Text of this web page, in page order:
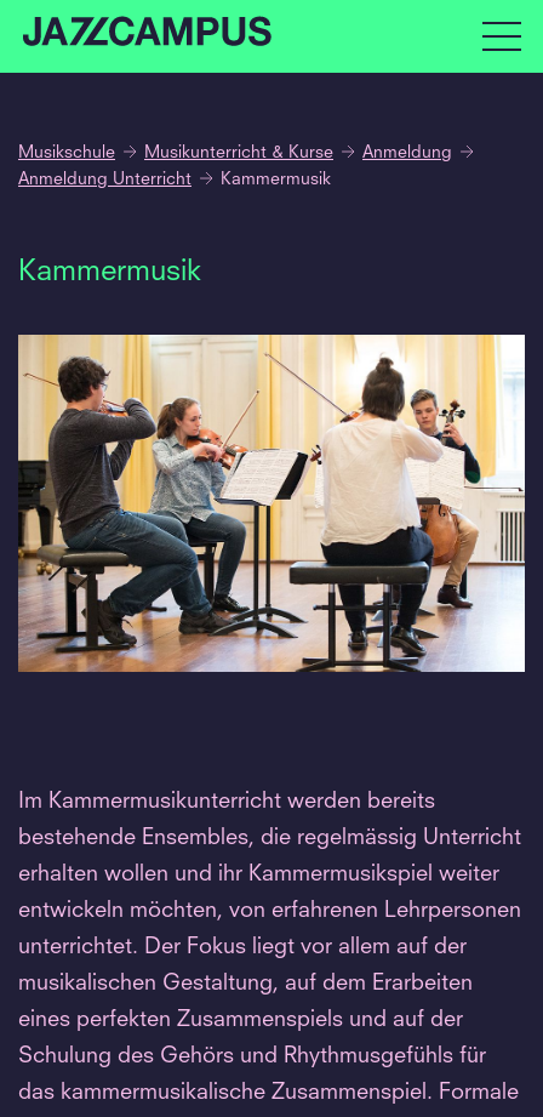
Musikschule Musikunterricht & Kurse
Anmeldung
Anmeldung Unterricht
Kammermusik
Kammermusik
Im Kammermusikunterricht werden bereits
bestehende Ensembles, die regelmässig Unterricht
erhalten wollen und ihr Kammermusikspiel weiter
entwickeln möchten, von erfahrenen Lehrpersonen
unterrichtet. Der Fokus liegt vor allem auf der
musikalischen Gestaltung, auf dem Erarbeiten
eines perfekten Zusammenspiels und auf der
Schulung des Gehörs und Rhythmusgefühls für
das kammermusikalische Zusammenspiel. Formale